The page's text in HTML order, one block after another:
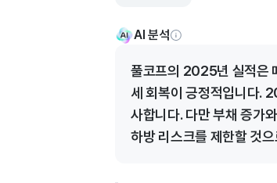
AI 분석
풀코프의 2025년 실적은
세 회복이 긍정적입니다.
사합니다. 다만 부채 증가
하방 리스크를 제한할 것